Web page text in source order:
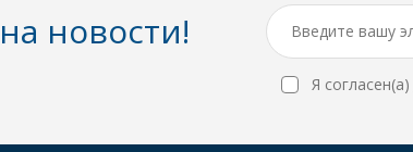
новости!
Я согласен(a)